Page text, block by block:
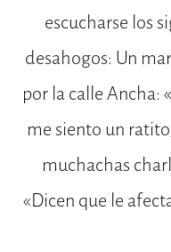
escucharse los
desahogos: Un
por la calle Ancha:
me siento un
muchachas
«Dicen que le